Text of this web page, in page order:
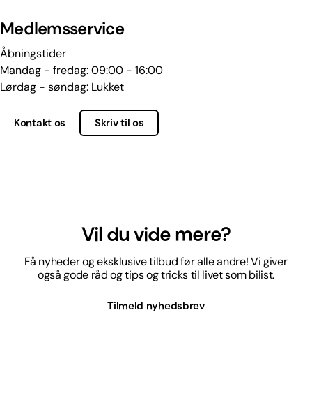
Medlemsservice
Åbningstider
Mandag - fredag: 09:00 - 16:00
Lørdag - søndag: Lukket
Kontakt os Skriv til os
Vil du vide mere?
Få nyheder og eksklusive tilbud før alle andre! Vi giver
også gode råd og tips og tricks til livet som bilist.
Tilmeld nyhedsbrev